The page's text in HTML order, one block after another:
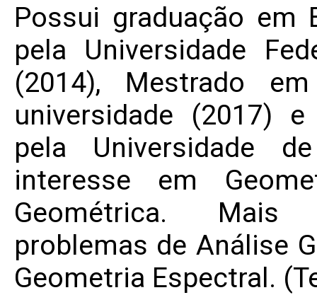
Possui graduação em
pela Universidade
(2014), Mestrado
universidade (2017)
pela Universidade
interesse em
Geométrica. Mais
problemas de Análise
Geometria Espectral.